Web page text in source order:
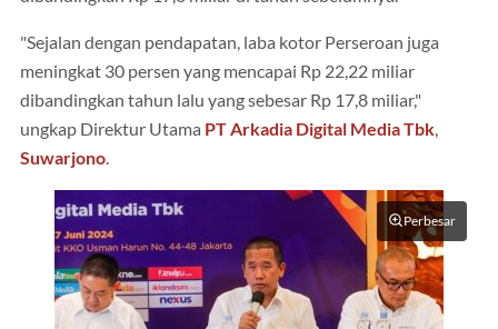
"Sejalan dengan pendapatan, laba kotor Perseroan juga
meningkat 30 persen yang mencapai Rp 22,22 miliar
dibandingkan tahun lalu yang sebesar Rp 17,8 miliar,"
ungkap Direktur Utama PT Arkadia Digital Media Tbk,
Suwarjono.
Perbesar